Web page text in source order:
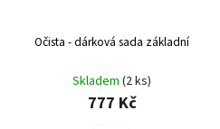
Očista - dárková sada základní
Skladem (2 ks)
777 Kč